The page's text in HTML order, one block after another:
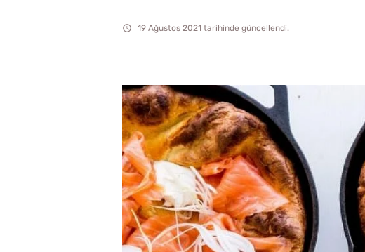
19 Ağustos 2021 tarihinde güncellendi.